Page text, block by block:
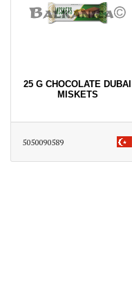
25 G CHOCOLATE DUBAI
MISKETS
5050090589